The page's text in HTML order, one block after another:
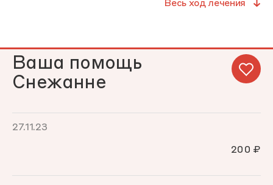
Весь ход лечения
Ваша помощь
Снежанне
27.11.23
200 ₽